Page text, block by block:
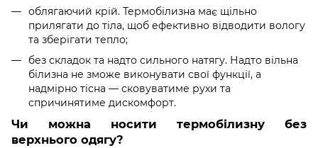
облягаючий крій. Термобілизна має щільно
прилягати до тіла, щоб ефективно відводити вологу
та зберігати тепло;
без складок та надто сильного натягу. Надто вільна
білизна не зможе виконувати свої функції, а
надмірно тісна — сковуватиме рухи та
спричинятиме дискомфорт.
Чи можна носити термобілизну без
верхнього одягу?